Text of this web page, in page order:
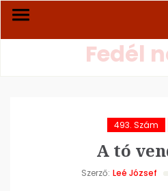
Fedél
493. Szám
A tó
Szerző: Leé József